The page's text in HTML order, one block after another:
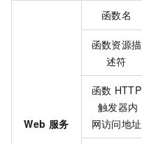
Web 服务
函数名
函数资源描
述符
函数 HTTP
触发器内
网访问地址